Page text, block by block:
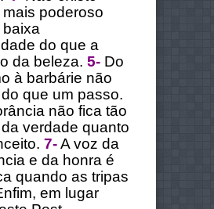
poderoso
baixa
do que a
da beleza. 5- Do
à barbárie não
que um passo.
não fica tão
verdade quanto
7-A voz da
e da honra é
quando as tripas
em lugar